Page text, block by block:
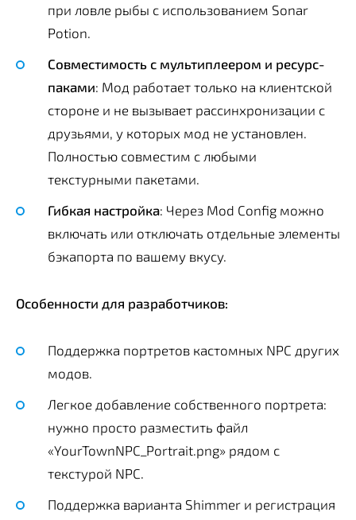
при ловле рыбы с использованием Sonar
Potion.
Совместимость с мультиплеером и ресурс-
паками: Мод работает только на клиентской
стороне и не вызывает рассинхронизации с
друзьями, у которых мод не установлен.
Полностью совместим с любыми
текстурными пакетами.
Гибкая настройка: Через Mod Config можно
включать или отключать отдельные элементы
бэкапорта по вашему вкусу.
Особенности для разработчиков:
Поддержка портретов кастомных NPC других
модов.
Легкое добавление собственного портрета:
нужно просто разместить файл
«YourTownNPC_Portrait.png» рядом с
текстурой NPC.
Поддержка варианта Shimmer и регистрация